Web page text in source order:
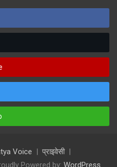
Voice
प्राइवेसी
Powered by: WordPress